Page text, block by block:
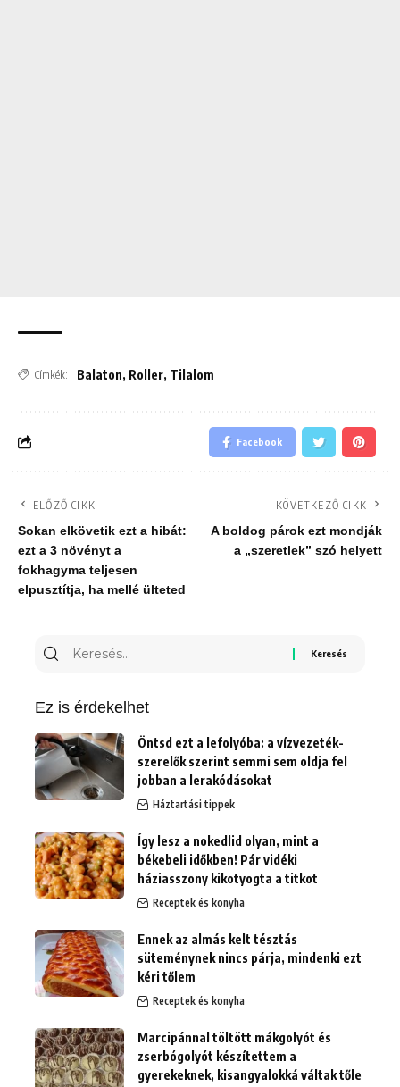
Címkék: Balaton, Roller, Tilalom
Facebook
ELŐZŐ CIKK
Sokan elkövetik ezt a hibát:
ezt a 3 növényt a
fokhagyma teljesen
elpusztítja, ha mellé ülteted
KÖVETKEZŐ CIKK
A boldog párok ezt mondják
a „szeretlek” szó helyett
Keresés
Ez is érdekelhet
Öntsd ezt a lefolyóba: a vízvezeték-
szerelők szerint semmi sem oldja fel
jobban a lerakódásokat
Háztartási tippek
Így lesz a nokedlid olyan, mint a
békebeli időkben! Pár vidéki
háziasszony kikotyogta a titkot
Receptek és konyha
Ennek az almás kelt tésztás
süteménynek nincs párja, mindenki ezt
kéri tőlem
Receptek és konyha
Marcipánnal töltött mákgolyót és
zserbógolyót készítettem a
gyerekeknek, kisangyalokká váltak tőle